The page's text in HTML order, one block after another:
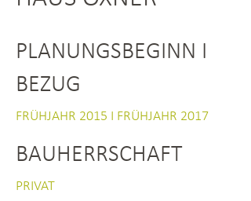
PLANUNGSBEGINN I
BEZUG
FRÜHJAHR 2015 I FRÜHJAHR 2017
BAUHERRSCHAFT
PRIVAT